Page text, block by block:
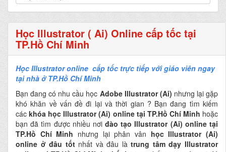
Học Illustrator ( Ai) Online cấp tốc tại
TP.Hồ Chí Minh
Học Illustrator online cấp tốc trực tiếp với giáo viên ngay
tại nhà ở TP.Hồ Chí Minh
Bạn đang có nhu cầu học Adobe Illustrator (Ai) nhưng lại gặp
khó khăn về vấn đề đi lại và thời gian ? Bạn đang tìm kiếm
cáckhóa học Illustrator (Ai) online tại TP.Hồ Chí Minh hoặc
bạn đã tìm được nhiều nơiđào tạo Illustrator (Ai) online tại
TP.Hồ Chí Minh nhưng lại phân vân học Illustrator (Ai)
online ở đâu tốt nhất và đâu làtrung tâm dạy Illustrator